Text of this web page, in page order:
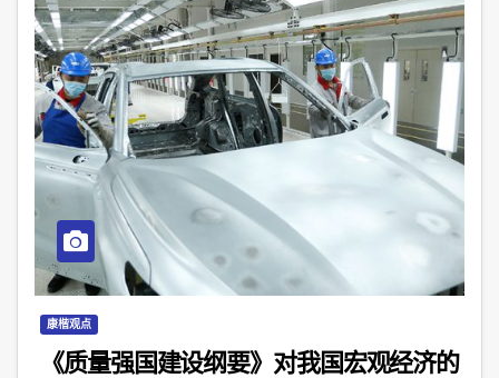
康楷观点
《质量强国建设纲要》对我国宏观经济的